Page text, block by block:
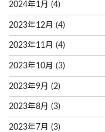
2024年1月 (4)
2023年12月 (4)
2023年11月 (4)
2023年10月 (3)
2023年9月 (2)
2023年8月 (3)
2023年7月 (3)